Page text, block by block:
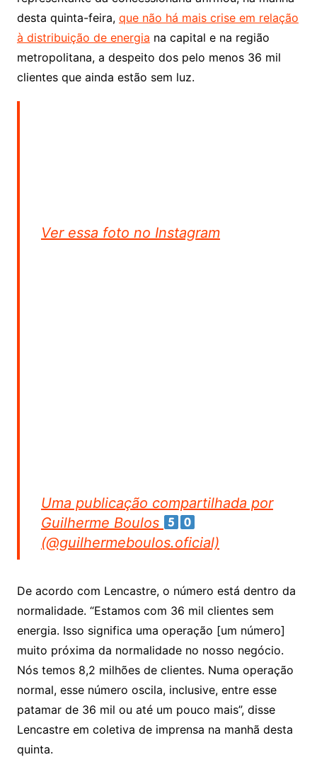
desta quinta-feira, que não há mais crise em relação
à distribuição de energia na capital e na região
metropolitana, a despeito dos pelo menos 36 mil
clientes que ainda estão sem luz.
Ver essa foto no Instagram
Uma publicação compartilhada por
Guilherme Boulos
(@guilhermeboulos.oficial)
De acordo com Lencastre, o número está dentro da
normalidade. “Estamos com 36 mil clientes sem
energia. Isso significa uma operação [um número]
muito próxima da normalidade no nosso negócio.
Nós temos 8,2 milhões de clientes. Numa operação
normal, esse número oscila, inclusive, entre esse
patamar de 36 mil ou até um pouco mais”, disse
Lencastre em coletiva de imprensa na manhã desta
quinta.